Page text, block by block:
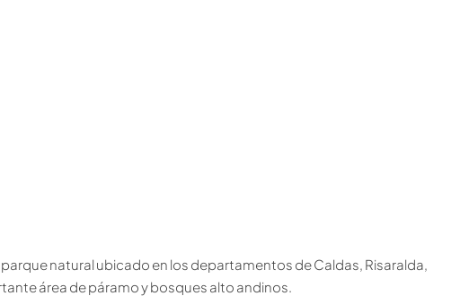
natural ubicado en los departamentos de Caldas, Risaralda,
área de páramo y bosques alto andinos.